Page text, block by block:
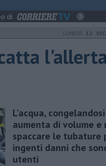
LUNEDÌ 12
L'acqua,
aumenta di volume e
spaccare le tubature
ingenti danni che
utenti